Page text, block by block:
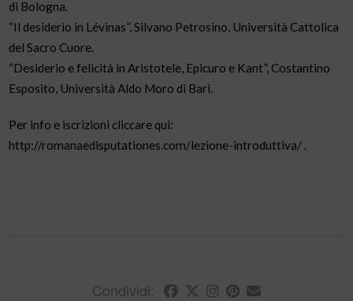
di Bologna.
“Il desiderio in Lévinas”, Silvano Petrosino, Università Cattolica
del Sacro Cuore.
“Desiderio e felicità in Aristotele, Epicuro e Kant”, Costantino
Esposito, Università Aldo Moro di Bari.
Per info e iscrizioni cliccare qui:
http://romanaedisputationes.com/lezione-introduttiva/ .
Condividi: